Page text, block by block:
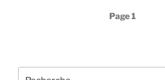
Page1
Recherche